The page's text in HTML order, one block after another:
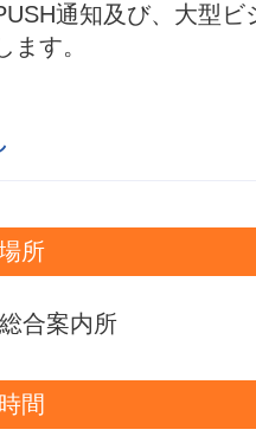
通知及び、大型ビ
ます。
所
合案内所
時間